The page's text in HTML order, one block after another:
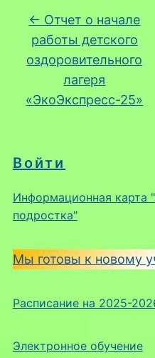
Войти
Информационная карта
подростка"
Мы готовы к новому
Расписание на 2025-
Электронное обучение
← Отчет о начале
работы детского
оздоровительного
лагеря
«ЭкоЭкспресс-25»